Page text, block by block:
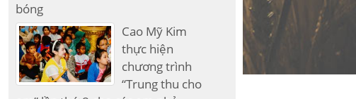
bóng
Cao Mỹ Kim
thực hiện
chương trình
“Trung thu cho